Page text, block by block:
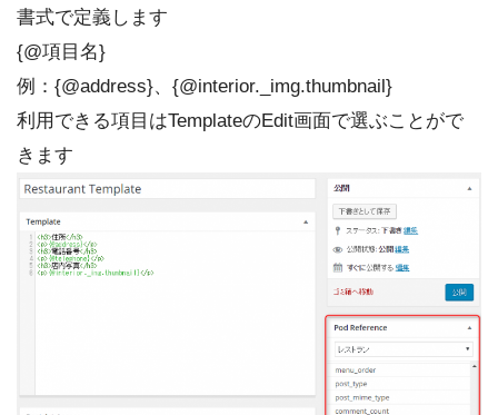
書式で定義します
{@項目名}
例：{@address}、{@interior._img.thumbnail}
利用できる項目はTemplateのEdit画面で選ぶことがで
きます